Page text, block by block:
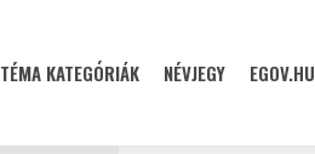
TÉMA KATEGÓRIÁK NÉVJEGY EGOV.HU